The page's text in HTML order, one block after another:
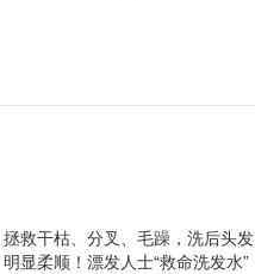
拯救干枯、分叉、毛躁，洗后头发
明显柔顺！ 漂发人士“救命洗发水”